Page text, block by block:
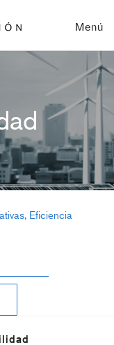
Menú
Eficiencia